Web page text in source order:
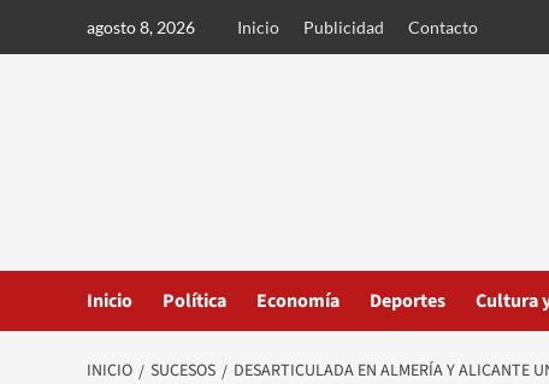
agosto 8, 2026 Inicio Publicidad Contacto
Inicio Política Economía Deportes Cultura
INICIO SUCESOS DESARTICULADA EN ALMERÍA Y ALICANTE